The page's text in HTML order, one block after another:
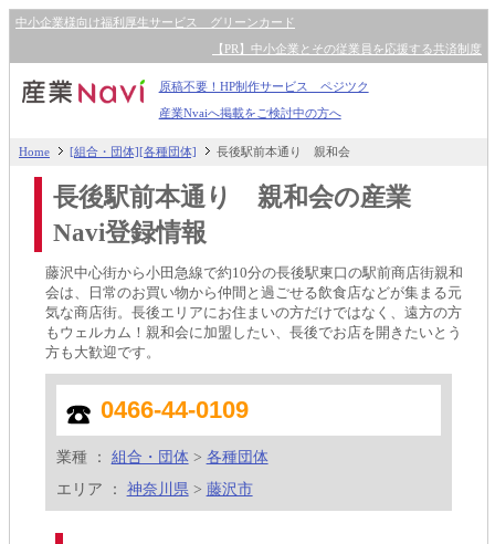
中小企業様向け福利厚生サービス グリーンカード
【PR】中小企業とその従業員を応援する共済制度
原稿不要！HP制作サービス ペジツク
産業Nvaiへ掲載をご検討中の方へ
Home [組合・団体][各種団体] 長後駅前本通り 親和会
長後駅前本通り 親和会の産業
Navi登録情報
藤沢中心街から小田急線で約10分の長後駅東口の駅前商店街親和
会は、日常のお買い物から仲間と過ごせる飲食店などが集まる元
気な商店街。長後エリアにお住まいの方だけではなく、遠方の方
もウェルカム！親和会に加盟したい、長後でお店を開きたいとう
方も大歓迎です。
0466-44-0109
業種 ： 組合・団体> 各種団体
エリア ： 神奈川県 > 藤沢市